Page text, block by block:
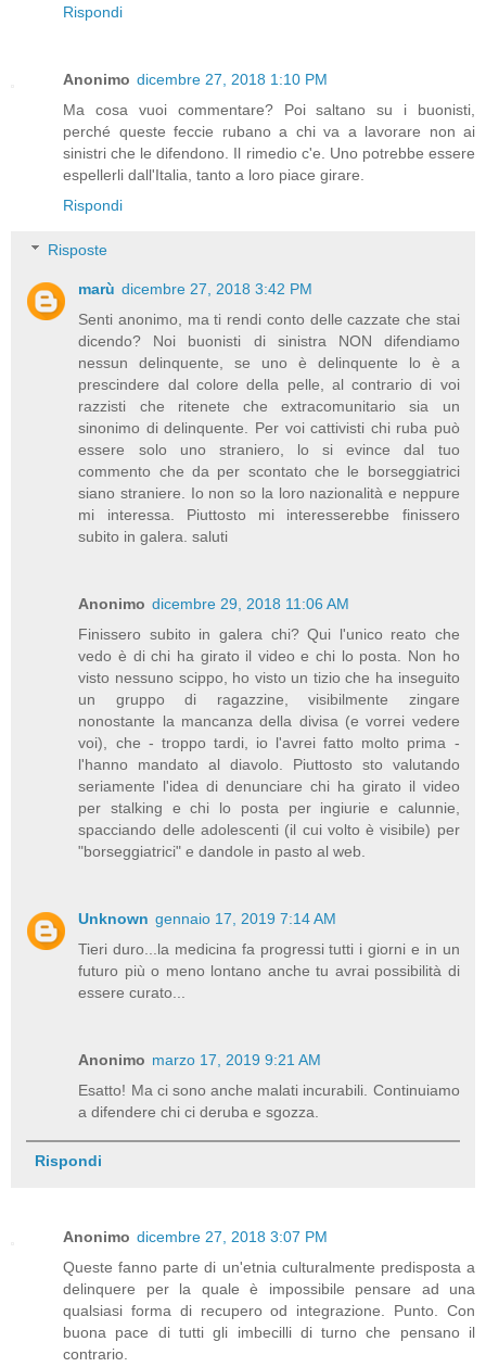
Rispondi
Anonimo dicembre 27, 2018 1:10 PM
Ma cosa vuoi commentare? Poi saltano su i buonisti,
perché queste feccie rubano a chi va a lavorare non ai
sinistri che le difendono. Il rimedio c'e. Uno potrebbe essere
espellerli dall'Italia, tanto a loro piace girare.
Rispondi
Risposte
marù dicembre 27, 2018 3:42 PM
Senti anonimo, ma ti rendi conto delle cazzate che stai
dicendo? Noi buonisti di sinistra NON difendiamo
nessun delinquente, se uno è delinquente lo è a
prescindere dal colore della pelle, al contrario di voi
razzisti che ritenete che extracomunitario sia un
sinonimo di delinquente. Per voi cattivisti chi ruba può
essere solo uno straniero, lo si evince dal tuo
commento che da per scontato che le borseggiatrici
siano straniere. Io non so la loro nazionalità e neppure
mi interessa. Piuttosto mi interesserebbe finissero
subito in galera. saluti
Anonimo dicembre 29, 2018 11:06 AM
Finissero subito in galera chi? Qui l'unico reato che
vedo è di chi ha girato il video e chi lo posta. Non ho
visto nessuno scippo, ho visto un tizio che ha inseguito
un gruppo di ragazzine, visibilmente zingare
nonostante la mancanza della divisa (e vorrei vedere
voi), che - troppo tardi, io l'avrei fatto molto prima -
l'hanno mandato al diavolo. Piuttosto sto valutando
seriamente l'idea di denunciare chi ha girato il video
per stalking e chi lo posta per ingiurie e calunnie,
spacciando delle adolescenti (il cui volto è visibile) per
"borseggiatrici" e dandole in pasto al web.
Unknown gennaio 17, 2019 7:14 AM
Tieri duro...la medicina fa progressi tutti i giorni e in un
futuro più o meno lontano anche tu avrai possibilità di
essere curato...
Anonimo marzo 17, 2019 9:21 AM
Esatto! Ma ci sono anche malati incurabili. Continuiamo
a difendere chi ci deruba e sgozza.
Rispondi
Anonimo dicembre 27, 2018 3:07 PM
Queste fanno parte di un'etnia culturalmente predisposta a
delinquere per la quale è impossibile pensare ad una
qualsiasi forma di recupero od integrazione. Punto. Con
buona pace di tutti gli imbecilli di turno che pensano il
contrario.